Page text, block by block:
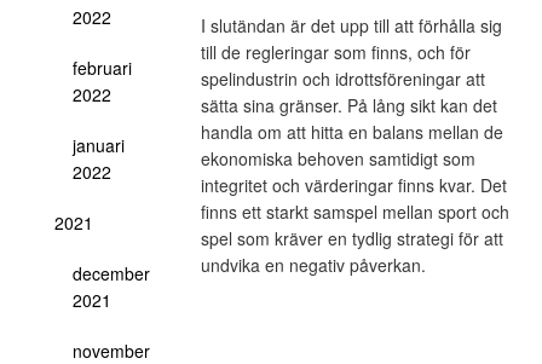
2022
februari
2022
januari
2022
2021
december
2021
november
I slutändan är det upp till att förhålla sig
till de regleringar som finns, och för
spelindustrin och idrottsföreningar att
sätta sina gränser. På lång sikt kan det
handla om att hitta en balans mellan de
ekonomiska behoven samtidigt som
integritet och värderingar finns kvar. Det
finns ett starkt samspel mellan sport och
spel som kräver en tydlig strategi för att
undvika en negativ påverkan.